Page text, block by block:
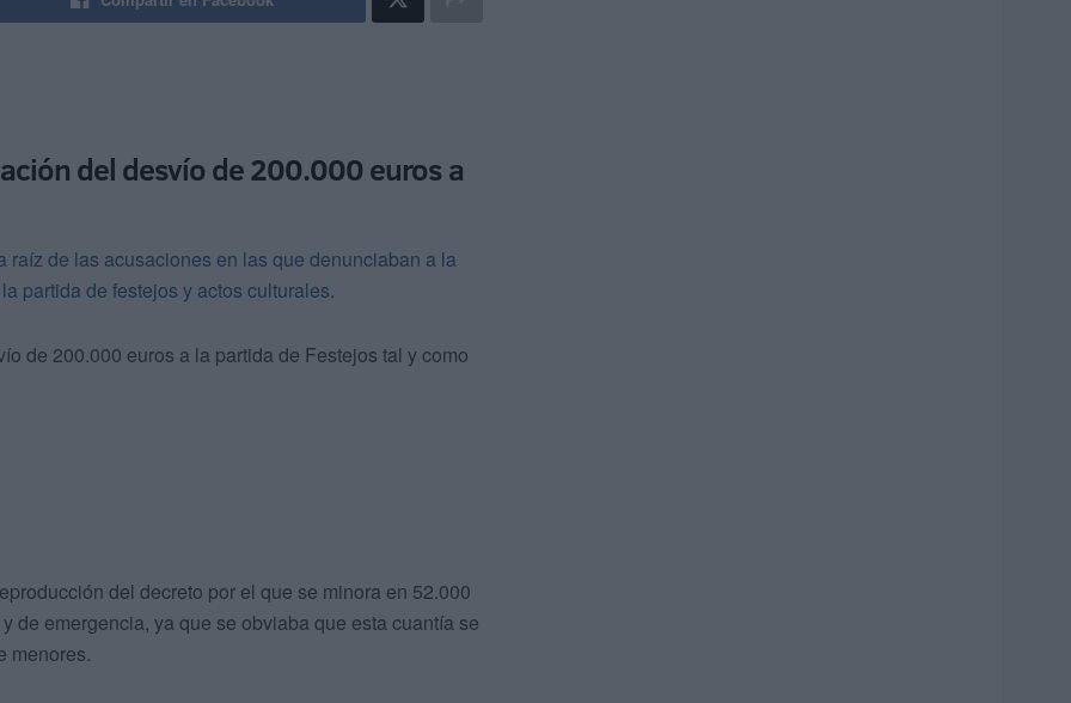
del desvío de 200.000 euros a
raíz de las acusaciones en las que denunciaban a la
partida de festejos y actos culturales.
de 200.000 euros a la partida de Festejos tal y como
del decreto por el que se minora en 52.000
de emergencia, ya que se obviaba que esta cuantía se
menores.